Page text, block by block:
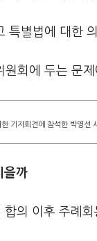
별법에 대한
회에 두는 문
기자회견에 참석한 박영선
을까
의 이후 주례회